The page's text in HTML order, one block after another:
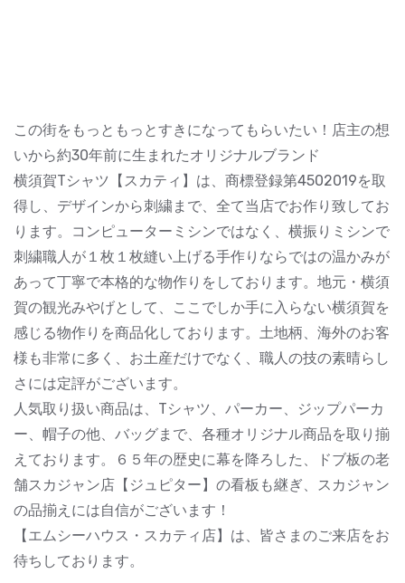
この街をもっともっとすきになってもらいたい！店主の想
いから約30年前に生まれたオリジナルブランド
横須賀Tシャツ【スカティ】は、商標登録第4502019を取
得し、デザインから刺繍まで、全て当店でお作り致してお
ります。コンピューターミシンではなく、横振りミシンで
刺繍職人が１枚１枚縫い上げる手作りならではの温かみが
あって丁寧で本格的な物作りをしております。地元・横須
賀の観光みやげとして、ここでしか手に入らない横須賀を
感じる物作りを商品化しております。土地柄、海外のお客
様も非常に多く、お土産だけでなく、職人の技の素晴らし
さには定評がございます。
人気取り扱い商品は、Tシャツ、パーカー、ジップパーカ
ー、帽子の他、バッグまで、各種オリジナル商品を取り揃
えております。６５年の歴史に幕を降ろした、ドブ板の老
舗スカジャン店【ジュピター】の看板も継ぎ、スカジャン
の品揃えには自信がございます！
【エムシーハウス・スカティ店】は、皆さまのご来店をお
待ちしております。